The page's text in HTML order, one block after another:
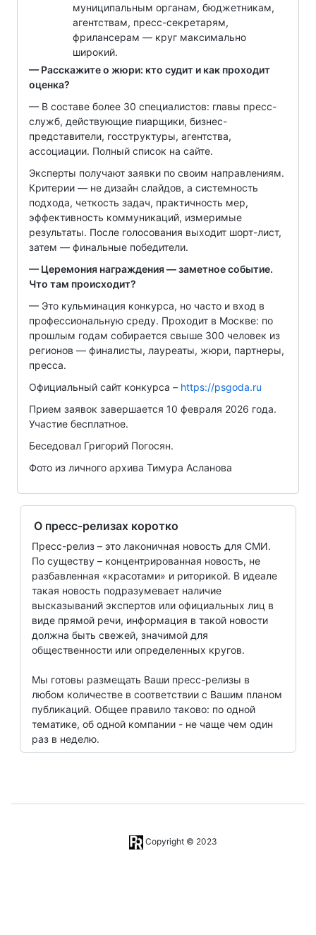
муниципальным органам, бюджетникам,
агентствам, пресс-секретарям,
фрилансерам — круг максимально
широкий.
— Расскажите о жюри: кто судит и как проходит
оценка?
— В составе более 30 специалистов: главы пресс-
служб, действующие пиарщики, бизнес-
представители, госструктуры, агентства,
ассоциации. Полный список на сайте.
Эксперты получают заявки по своим направлениям.
Критерии — не дизайн слайдов, а системность
подхода, четкость задач, практичность мер,
эффективность коммуникаций, измеримые
результаты. После голосования выходит шорт-лист,
затем — финальные победители.
— Церемония награждения — заметное событие.
Что там происходит?
— Это кульминация конкурса, но часто и вход в
профессиональную среду. Проходит в Москве: по
прошлым годам собирается свыше 300 человек из
регионов — финалисты, лауреаты, жюри, партнеры,
пресса.
Официальный сайт конкурса – https://psgoda.ru
Прием заявок завершается 10 февраля 2026 года.
Участие бесплатное.
Беседовал Григорий Погосян.
Фото из личного архива Тимура Асланова
О пресс-релизах коротко
Пресс-релиз – это лаконичная новость для СМИ.
По существу – концентрированная новость, не
разбавленная «красотами» и риторикой. В идеале
такая новость подразумевает наличие
высказываний экспертов или официальных лиц в
виде прямой речи, информация в такой новости
должна быть свежей, значимой для
общественности или определенных кругов.
Мы готовы размещать Ваши пресс-релизы в
любом количестве в соответствии с Вашим планом
публикаций. Общее правило таково: по одной
тематике, об одной компании - не чаще чем один
раз в неделю.
Copyright © 2023